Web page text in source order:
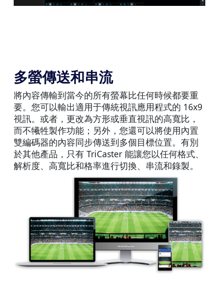
多螢傳送和串流
將內容傳輸到當今的所有螢幕比任何時候都要重
要。您可以輸出適用于傳統視訊應用程式的 16x9
視訊。或者，更改為方形或垂直視訊的高寬比，
而不犧牲製作功能；另外，您還可以將使用內置
雙編碼器的內容同步傳送到多個目標位置。有別
於其他產品，只有 TriCaster 能讓您以任何格式、
解析度、高寬比和格率進行切換、串流和錄製。